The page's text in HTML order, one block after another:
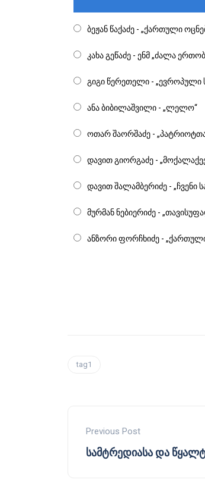
ბეჟან წაქაძე - „ქართული
კახა გეწაძე - ენმ „ძალა
გიგი წერეთელი - „ევროპული
ანა ბიბილაშვილი - „ლელო“
ოთარ შაორშაძე -
დავით გიორგაძე -
დავით შალამბერიძე -
მურმან ნებიერიძე -
ანზორი ფორჩხიძე -
tag1
Previous Post
სამტრედიასა და